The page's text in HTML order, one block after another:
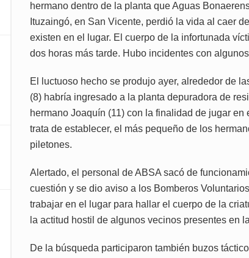
hermano dentro de la planta que Aguas
Ituzaingó, en San Vicente, perdió la vida al caer
existen en el lugar. El cuerpo de la infortunada
dos horas más tarde. Hubo incidentes con
El luctuoso hecho se produjo ayer, alrededor de
(8) habría ingresado a la planta depuradora de
hermano Joaquín (11) con la finalidad de jugar
trata de establecer, el más pequeño de los
piletones.
Alertado, el personal de ABSA sacó de
cuestión y se dio aviso a los Bomberos
trabajar en el lugar para hallar el cuerpo de la
la actitud hostil de algunos vecinos presentes en
De la búsqueda participaron también buzos